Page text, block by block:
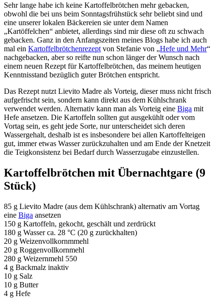
Sehr lange habe ich keine Kartoffelbrötchen mehr gebacken,
obwohl die bei uns beim Sonntagsfrühstück sehr beliebt sind und
eine unserer lokalen Bäckereien sie unter dem Namen
„Kartöffelchen“ anbietet, allerdings sind mir diese oft zu schwach
gebacken. Ganz in den Anfangszeiten meines Blogs habe ich auch
mal ein Kartoffelbrötchenrezept von Stefanie von „Hefe und Mehr“
nachgebacken, aber so reifte nun schon länger der Wunsch nach
einem neuen Rezept für Kartoffelbrötchen, das meinem heutigen
Kenntnisstand bezüglich guter Brötchen entspricht.
Das Rezept nutzt Lievito Madre als Vorteig, dieser muss nicht frisch
aufgefrischt sein, sondern kann direkt aus dem Kühlschrank
verwendet werden. Alternativ kann man als Vorteig eine Biga mit
Hefe ansetzen. Die Kartoffeln sollten gut ausgekühlt oder vom
Vortag sein, es geht jede Sorte, nur unterscheidet sich deren
Wassergehalt, deshalb ist es insbesondere bei allen Kartoffelteigen
gut, immer etwas Wasser zurückzuhalten und am Ende der Knetzeit
die Teigkonsistenz bei Bedarf durch Wasserzugabe einzustellen.
Kartoffelbrötchen mit Übernachtgare (9
Stück)
85 g Lievito Madre (aus dem Kühlschrank) alternativ am Vortag
eine Biga ansetzen
150 g Kartoffeln, gekocht, geschält und zerdrückt
180 g Wasser ca. 28 °C (20 g zurückhalten)
20 g Weizenvollkornmmehl
20 g Roggenvollkornmehl
280 g Weizernmehl 550
4 g Backmalz inaktiv
10 g Salz
10 g Butter
4 g Hefe